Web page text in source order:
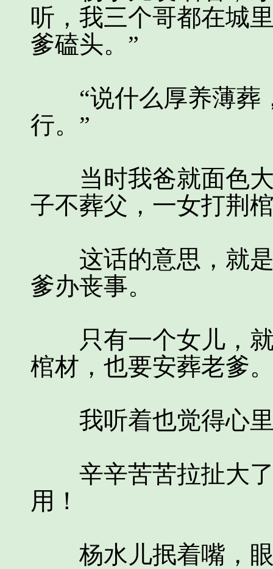
听，我三个哥都在城
爹磕头。”
“说什么厚养薄葬
行。”
当时我爸就面色大
子不葬父，一女打荆
这话的意思，就是
爹办丧事。
只有一个女儿，就
棺材，也要安葬老爹
我听着也觉得心里
辛辛苦苦拉扯大了
用！
杨水儿抿着嘴，眼